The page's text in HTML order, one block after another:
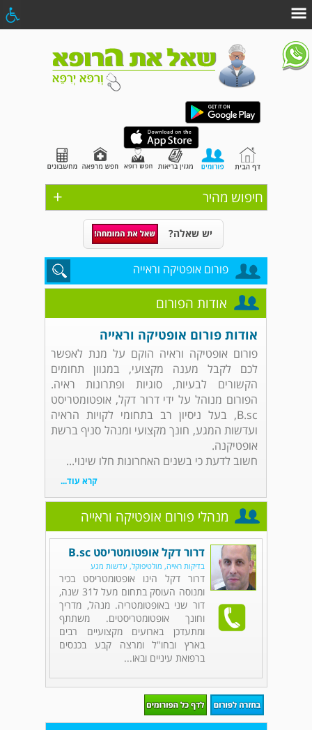
+ חיפוש מהיר
יש שאלה?
פורום אופטיקה וראייה
אודות הפורום
אודות פורום אופטיקה וראייה
פורום אופטיקה וראיה הוקם על מנת לאפשר
לכם לקבל מענה מקצועי, במגוון תחומים
הקשורים לבעיות, סוגיות ופתרונות ראיה.
הפורום מנוהל על ידי דרור דקל, אופטומטריסט
B.sc, בעל ניסיון רב בתחומי לקויות הראיה
ועדשות המגע, חונך מקצועי ומנהל סניף ברשת
אופטיקנה.
חשוב לדעת כי בשנים האחרונות חלו שינוי...
קרא עוד...
מנהלי פורום אופטיקה וראייה
דרור דקל אופטומטריסט B.sc
בדיקות ראייה, מולטיפוקל, עדשות מגע
דרור דקל הינו אופטומטריסט בכיר
ומנוסה העוסק בתחום מעל ל31 שנה,
דור שני באופטומטריה. מנהל, מדריך
וחונך אופטומטריסטים. משתתף
ומתעדכן בארועים מקצועיים רבים
בארץ ובחו"ל ומרצה קבע בכנסים
ברפואת עיניים ובאו...